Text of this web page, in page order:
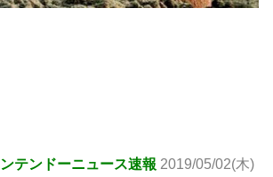
テンドーニュース速報 2019/05/02(木)